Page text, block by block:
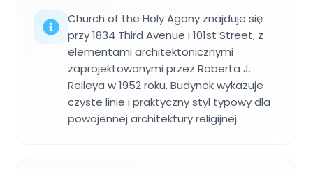
Church of the Holy Agony znajduje się
przy 1834 Third Avenue i 101st Street, z
elementami architektonicznymi
zaprojektowanymi przez Roberta J.
Reileya w 1952 roku. Budynek wykazuje
czyste linie i praktyczny styl typowy dla
powojennej architektury religijnej.